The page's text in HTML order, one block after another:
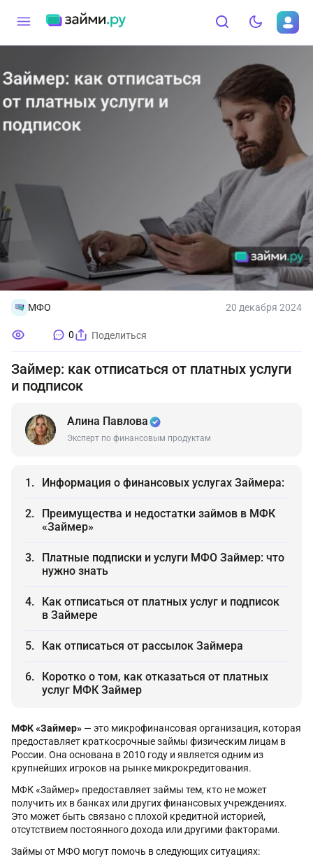
МФО 20 декабря 2024
0 Поделиться
Займер: как отписаться от платных услуги
и подписок
Алина Павлова
Эксперт по финансовым продуктам
Информация о финансовых услугах Займера:
Преимущества и недостатки займов в МФК
«Займер»
Платные подписки и услуги МФО Займер: что
нужно знать
Как отписаться от платных услуг и подписок
в Займере
Как отписаться от рассылок Займера
Коротко о том, как отказаться от платных
услуг МФК Займер
МФК «Займер» — это микрофинансовая организация, которая
предоставляет краткосрочные займы физическим лицам в
России. Она основана в 2010 году и является одним из
крупнейших игроков на рынке микрокредитования.
МФК «Займер» предоставляет займы тем, кто не может
получить их в банках или других финансовых учреждениях.
Это может быть связано с плохой кредитной историей,
отсутствием постоянного дохода или другими факторами.
Займы от МФО могут помочь в следующих ситуациях: